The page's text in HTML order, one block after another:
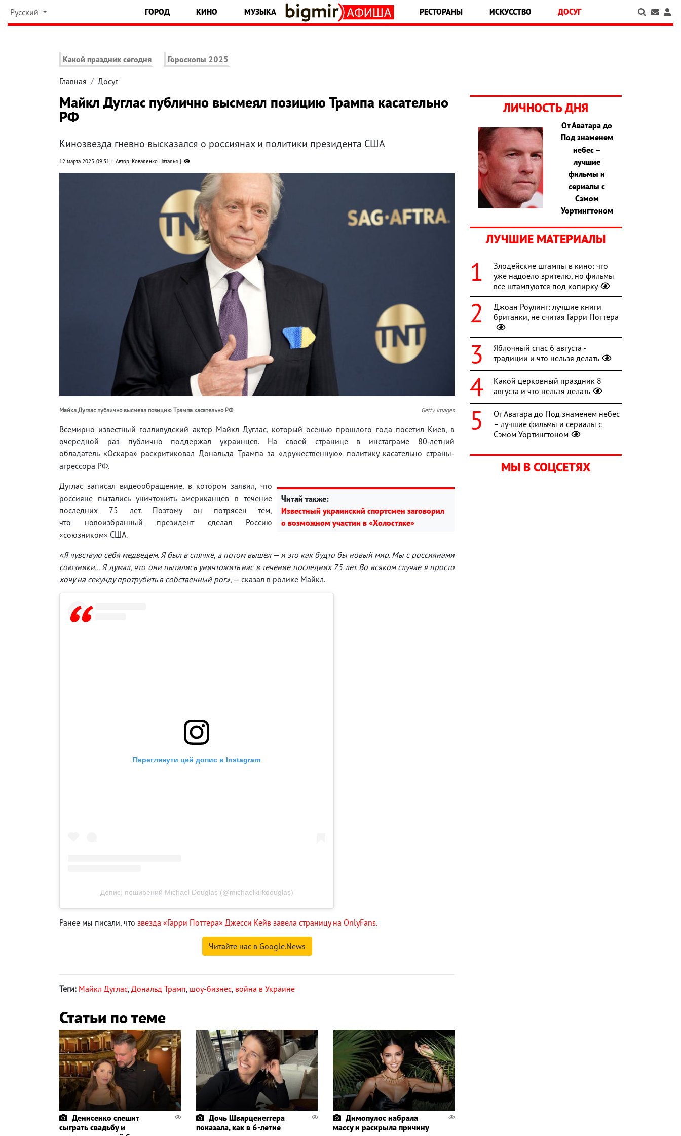
Русский ГОРОД КИНО МУЗЫКА РЕСТОРАНЫ ИСКУССТВО ДОСУГ
Какой праздник сегодня Гороскопы 2025
Главная Досуг
Майкл Дуглас публично высмеял позицию Трампа касательно
РФ
Кинозвезда гневно высказался о россиянах и политики президента США
12 марта 2025, 09:31 Автор: Коваленко Наталья
Майкл Дуглас публично высмеял позицию Трампа касательно РФ Getty Images
Всемирно известный голливудский актер Майкл Дуглас, который осенью прошлого года посетил Киев, в
очередной раз публично поддержал украинцев. На своей странице в инстаграме 80-летний
обладатель «Оскара» раскритиковал Дональда Трампа за «дружественную» политику касательно страны-
агрессора РФ.
Читай также:
Известный украинский спортсмен заговорил
о возможном участии в «Холостяке»
Дуглас записал видеообращение, в котором заявил, что
россияне пытались уничтожить американцев в течение
последних 75 лет. Поэтому он потрясен тем,
что новоизбранный президент сделал Россию
«союзником» США.
«Я чувствую себя медведем. Я был в спячке, а потом вышел — и это как будто бы новый мир. Мы с россиянами
союзники... Я думал, что они пытались уничтожить нас в течение последних 75 лет. Во всяком случае я просто
хочу на секунду протрубить в собственный рог», — сказал в ролике Майкл.
Переглянути цей допис в Instagram
Допис, поширений Michael Douglas (@michaelkirkdouglas)
Ранее мы писали, что звезда «Гарри Поттера» Джесси Кейв завела страницу на OnlyFans.
Читайте нас в Google.News
Теги: Майкл Дуглас, Дональд Трамп, шоу-бизнес, война в Украине
Статьи по теме
Денисенко спешит
сыграть свадьбу и
Дочь Шварценеггера
показала, как в 6-летие
Димопулос набрала
массу и раскрыла причину
ЛИЧНОСТЬ ДНЯ
От Аватара до
Под знаменем
небес –
лучшие
фильмы и
сериалы с
Сэмом
Уортингтоном
ЛУЧШИЕ МАТЕРИАЛЫ
Злодейские штампы в кино: что
уже надоело зрителю, но фильмы
все штампуются под копирку
Джоан Роулинг: лучшие книги
британки, не считая Гарри Поттера
Яблочный спас 6 августа -
традиции и что нельзя делать
Какой церковный праздник 8
августа и что нельзя делать
От Аватара до Под знаменем небес
– лучшие фильмы и сериалы с
Сэмом Уортингтоном
МЫ В СОЦСЕТЯХ